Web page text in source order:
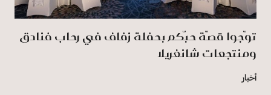
توّجوا قصّة حبّكم بحفلة زفاف في رِحاب فنادق
ومنتجعات شانغريلا
أخبار